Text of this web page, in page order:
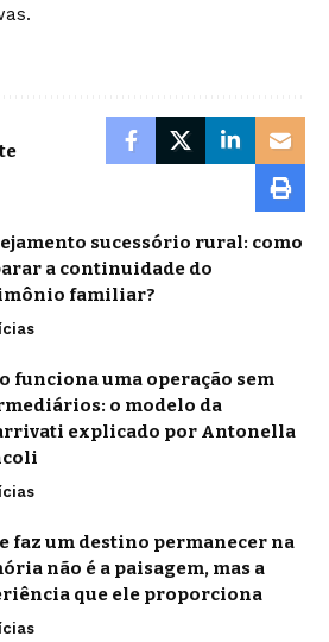
sucessório rural: como
a continuidade do
familiar?
funciona uma operação sem
o modelo da
explicado por Antonella
faz um destino permanecer na
não é a paisagem, mas a
que ele proporciona